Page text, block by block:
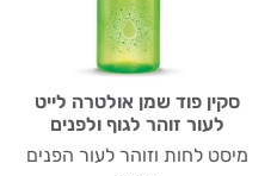
סקין פוד שמן אולטרה לייט
לעור זוהר לגוף ולפנים
מיסט לחות וזוהר לעור הפנים